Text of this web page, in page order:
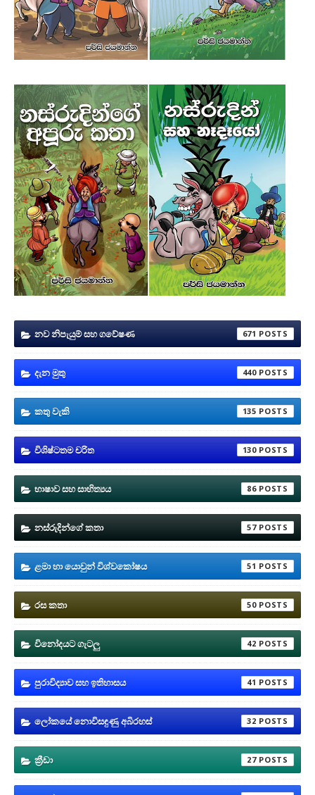
නව නිපැයුම් සහ ගවේෂණ 671
දැන මුතු 440
කතු වැකි 135
විශිෂ්ටතම චරිත 130
භාෂාව සහ සාහිත්‍යය 86
නස්රුදින්ගේ කතා 57
ළමා හා යොවුන් විශ්වකෝෂය 51
රස කතා 50
විනෝදයට ගැටලු 42
පුරාවිද්‍යාව සහ ඉතිහාසය 41
ලෝකයේ නොවිසඳුණු අබිරහස් 32
ක්‍රීඩා 27